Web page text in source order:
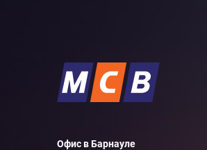
Офис в Барнауле